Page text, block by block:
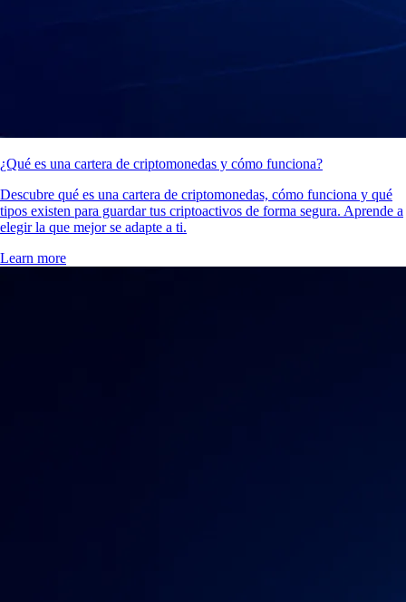
¿Qué es una cartera de criptomonedas y cómo funciona?
Descubre qué es una cartera de criptomonedas, cómo funciona y qué
tipos existen para guardar tus criptoactivos de forma segura. Aprende a
elegir la que mejor se adapte a ti.
Learn more